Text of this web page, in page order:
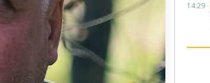
14:29